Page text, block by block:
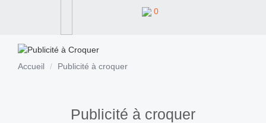
0
Accueil Publicité à croquer
Publicité à croquer